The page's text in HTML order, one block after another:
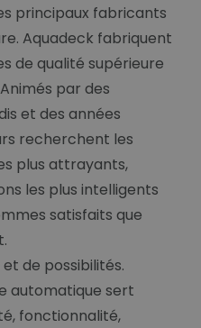
principaux fabricants
Aquadeck fabriquent
de qualité supérieure
par des
et des années
recherchent les
plus attrayants,
les plus intelligents
satisfaits que
de possibilités.
automatique sert
fonctionnalité,